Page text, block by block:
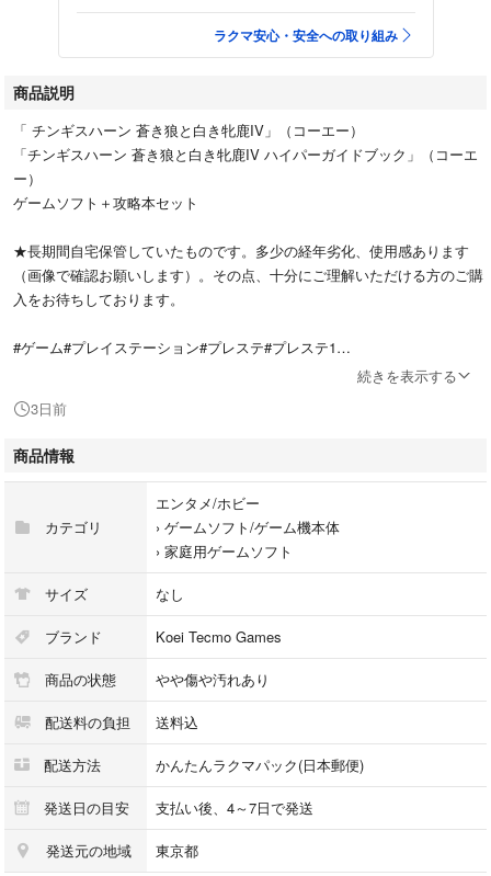
ラクマ安心・安全への取り組み
商品説明
「 チンギスハーン 蒼き狼と白き牝鹿IV」（コーエー）
「チンギスハーン 蒼き狼と白き牝鹿IV ハイパーガイドブック」（コーエ
ー）
ゲームソフト＋攻略本セット
★長期間自宅保管していたものです。多少の経年劣化、使用感あります
（画像で確認お願いします）。その点、十分にご理解いただける方のご購
入をお待ちしております。
#ゲーム#プレイステーション#プレステ#プレステ1
#レトロゲーム
#昭和
#光栄
続きを表示する
3日前
商品情報
カテゴリ
エンタメ/ホビー
› ゲームソフト/ゲーム機本体
› 家庭用ゲームソフト
サイズ なし
ブランド Koei Tecmo Games
商品の状態 やや傷や汚れあり
配送料の負担 送料込
配送方法 かんたんラクマパック(日本郵便)
発送日の目安 支払い後、4～7日で発送
発送元の地域 東京都